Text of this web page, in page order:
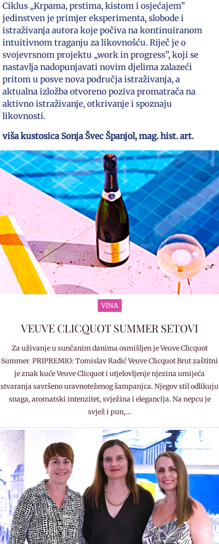
Ciklus „Krpama, prstima, kistom i osjećajem”
jedinstven je primjer eksperimenta, slobode i
istraživanja autora koje počiva na kontinuiranom
intuitivnom traganju za likovnošću. Riječ je o
svojevrsnom projektu „work in progress”, koji se
nastavlja nadopunjavati novim djelima zalazeći
pritom u posve nova područja istraživanja, a
aktualna izložba otvoreno poziva promatrača na
aktivno istraživanje, otkrivanje i spoznaju
likovnosti.
viša kustosica Sonja Švec Španjol, mag. hist. art.
VINA
VEUVE CLICQUOT SUMMER SETOVI
Za uživanje u sunčanim danima osmišljen je Veuve Clicquot
Summer PRIPREMIO: Tomislav Radić Veuve Clicquot Brut zaštitni
je znak kuće Veuve Clicquot i utjelovljenje njezina umijeća
stvaranja savršeno uravnoteženog šampanjca. Njegov stil odlikuju
snaga, aromatski intenzitet, svježina i elegancija. Na nepcu je
svjež i pun,…